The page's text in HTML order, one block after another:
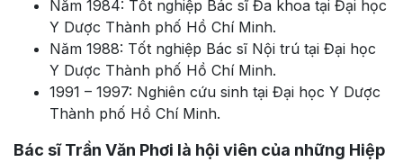
Năm 1984: Tốt nghiệp Bác sĩ Đa khoa tại Đại học
Y Dược Thành phố Hồ Chí Minh.
Năm 1988: Tốt nghiệp Bác sĩ Nội trú tại Đại học
Y Dược Thành phố Hồ Chí Minh.
1991 – 1997: Nghiên cứu sinh tại Đại học Y Dược
Thành phố Hồ Chí Minh.
Bác sĩ Trần Văn Phơi là hội viên của những Hiệp